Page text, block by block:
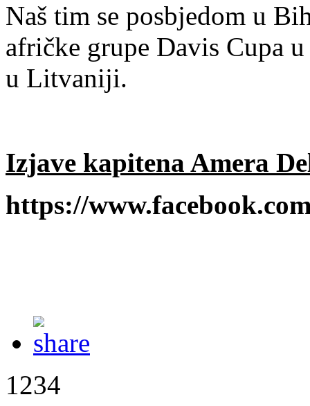
Naš tim se posbjedom u
afričke grupe Davis Cupa
u Litvaniji.
Izjave kapitena Amera
https://
1234